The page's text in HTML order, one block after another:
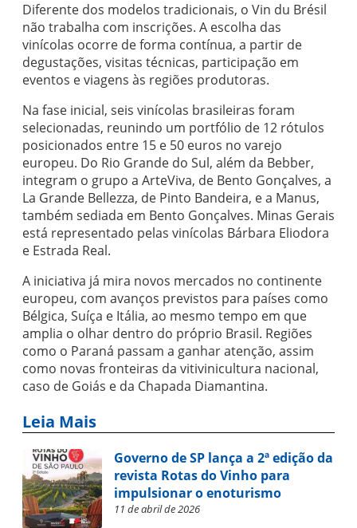
Diferente dos modelos tradicionais, o Vin du Brésil
não trabalha com inscrições. A escolha das
vinícolas ocorre de forma contínua, a partir de
degustações, visitas técnicas, participação em
eventos e viagens às regiões produtoras.
Na fase inicial, seis vinícolas brasileiras foram
selecionadas, reunindo um portfólio de 12 rótulos
posicionados entre 15 e 50 euros no varejo
europeu. Do Rio Grande do Sul, além da Bebber,
integram o grupo a ArteViva, de Bento Gonçalves, a
La Grande Bellezza, de Pinto Bandeira, e a Manus,
também sediada em Bento Gonçalves. Minas Gerais
está representado pelas vinícolas Bárbara Eliodora
e Estrada Real.
A iniciativa já mira novos mercados no continente
europeu, com avanços previstos para países como
Bélgica, Suíça e Itália, ao mesmo tempo em que
amplia o olhar dentro do próprio Brasil. Regiões
como o Paraná passam a ganhar atenção, assim
como novas fronteiras da vitivinicultura nacional,
caso de Goiás e da Chapada Diamantina.
Leia Mais
Governo de SP lança a 2ª edição da
revista Rotas do Vinho para
impulsionar o enoturismo
11 de abril de 2026